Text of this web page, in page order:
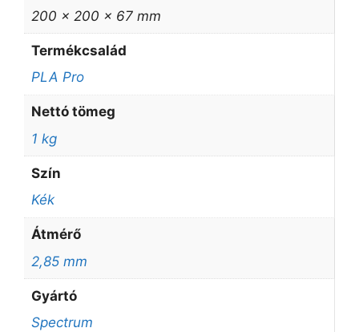
200 × 200 × 67 mm
Termékcsalád
PLA Pro
Nettó tömeg
1 kg
Szín
Kék
Átmérő
2,85 mm
Gyártó
Spectrum